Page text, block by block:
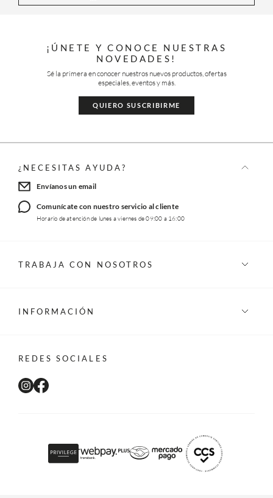
¡ÚNETE Y CONOCE NUESTRAS
NOVEDADES!
Sé la primera en conocer nuestros nuevos productos, ofertas
especiales, eventos y más.
QUIERO SUSCRIBIRME
¿NECESITAS AYUDA?
Envíanos un email
Comunícate con nuestro servicio al cliente
Horario de atención de lunes a viernes de 09:00 a 16:00
TRABAJA CON NOSOTROS
INFORMACIÓN
REDES SOCIALES